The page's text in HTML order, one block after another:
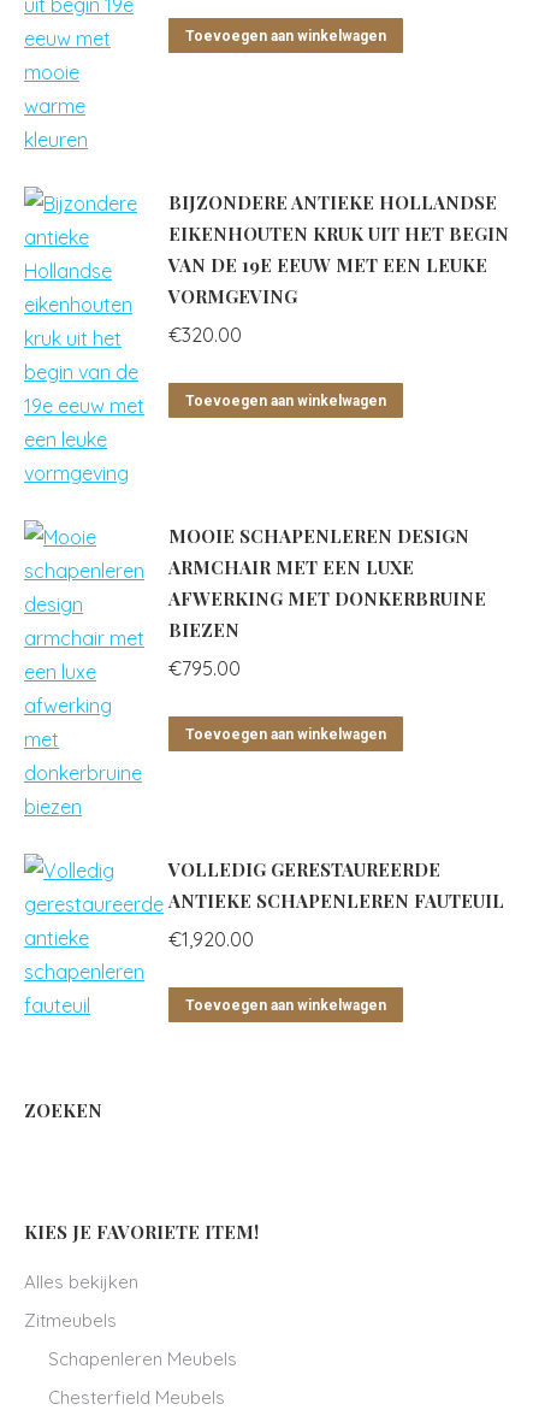
Toevoegen aan winkelwagen
BIJZONDERE ANTIEKE HOLLANDSE
EIKENHOUTEN KRUK UIT HET BEGIN
VAN DE 19E EEUW MET EEN LEUKE
VORMGEVING
€320.00
Toevoegen aan winkelwagen
MOOIE SCHAPENLEREN DESIGN
ARMCHAIR MET EEN LUXE
AFWERKING MET DONKERBRUINE
BIEZEN
€795.00
Toevoegen aan winkelwagen
VOLLEDIG GERESTAUREERDE
ANTIEKE SCHAPENLEREN FAUTEUIL
€1,920.00
Toevoegen aan winkelwagen
ZOEKEN
KIES JE FAVORIETE ITEM!
Alles bekijken
Zitmeubels
Schapenleren Meubels
Chesterfield Meubels